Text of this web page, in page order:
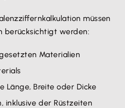
müssen
berücksichtigt werden:
Materialien
Länge, Breite oder Dicke
inklusive der Rüstzeiten